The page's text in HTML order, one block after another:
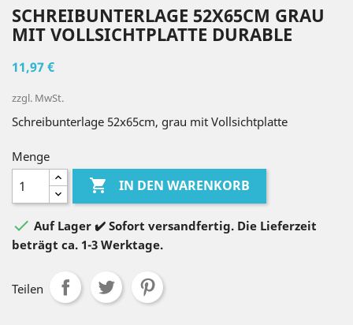
SCHREIBUNTERLAGE 52X65CM GRAU
MIT VOLLSICHTPLATTE DURABLE
11,97 €
zzgl. MwSt.
Schreibunterlage 52x65cm, grau mit Vollsichtplatte
Menge
 IN DEN WARENKORB
 Auf Lager ✔️ Sofort versandfertig. Die Lieferzeit
beträgt ca. 1-3 Werktage.
Teilen